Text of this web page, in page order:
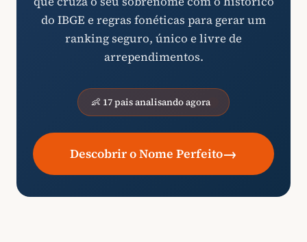
do IBGE e regras fonéticas para gerar um
ranking seguro, único e livre de
arrependimentos.
👶 17 pais analisando agora
Descobrir o Nome Perfeito→